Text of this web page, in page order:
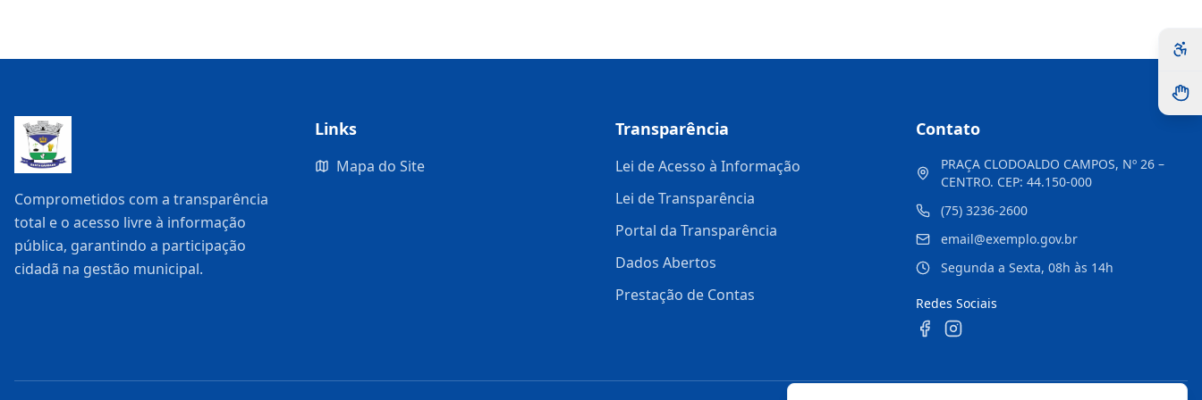
Comprometidos com a transparência
total e o acesso livre à informação
pública, garantindo a participação
cidadã na gestão municipal.
Links
Mapa do Site
Transparência
Lei de Acesso à Informação
Lei de Transparência
Portal da Transparência
Dados Abertos
Prestação de Contas
Contato
PRAÇA CLODOALDO CAMPOS, Nº 26 –
CENTRO. CEP: 44.150-000
(75) 3236-2600
email@exemplo.gov.br
Segunda a Sexta, 08h às 14h
Redes Sociais